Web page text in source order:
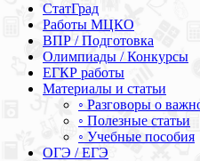
СтатГрад
Работы МЦКО
ВПР / Подготовка
Олимпиады / Конкурсы
ЕГКР работы
Материалы и статьи
◦ Разговоры о
◦ Полезные статьи
◦ Учебные пособия
ОГЭ / ЕГЭ